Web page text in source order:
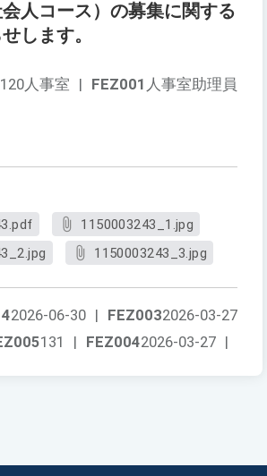
人コース）の募集に関する
します。
FEZ001 人事室助理員
120人事室 |
1150003243_1.jpg
1150003243_3.jpg
FEZ0032026-03-27
2026-06-30 |
FEZ0042026-03-27 |
131 |